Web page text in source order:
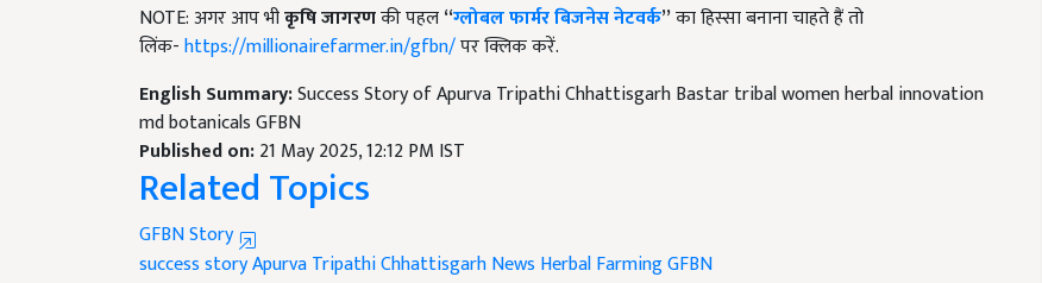
NOTE: अगर आप भीकृषि जागरणकी पहल“ग्लोबल फार्मर बिजनेस नेटवर्क”का हिस्सा बनाना चाहते हैं तो
लिंक-https://millionairefarmer.in/gfbn/पर क्लिक करें.
English Summary:Success Story of Apurva Tripathi Chhattisgarh Bastar tribal women herbal innovation
md botanicals GFBN
Published on:21 May 2025, 12:12 PM IST
Related Topics
GFBN Story
success storyApurva TripathiChhattisgarh News Herbal FarmingGFBN